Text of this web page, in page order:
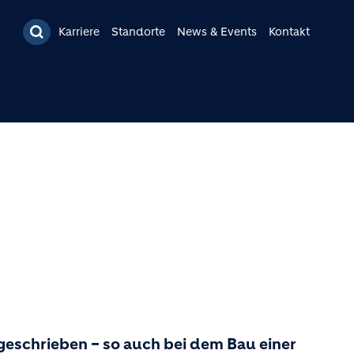
Karriere Standorte News & Events Kontakt
– so auch bei dem Bau einer